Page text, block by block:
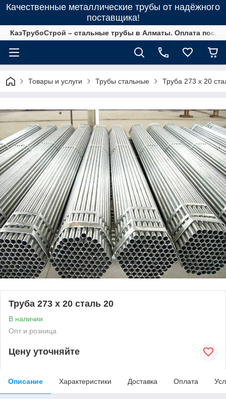
Качественные металлические трубы от надёжного
поставщика!
КазТрубоСтрой – стальные трубы в Алматы. Оплата
Товары и услуги Трубы стальные Труба 273 х 20
Труба 273 х 20 сталь 20
В наличии
Опт и розница
Цену уточняйте
Описание Характеристики Доставка Оплата